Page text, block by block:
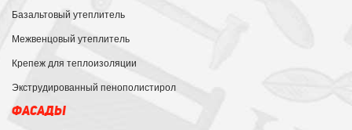
Базальтовый утеплитель
Межвенцовый утеплитель
Крепеж для теплоизоляции
Экструдированный пенополистирол
ФАСАДЫ